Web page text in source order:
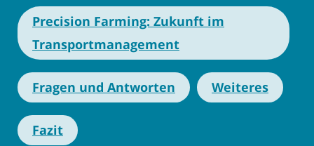
Precision Farming: Zukunft im
Transportmanagement
Fragen und Antworten Weiteres
Fazit